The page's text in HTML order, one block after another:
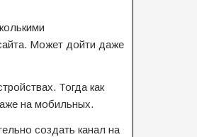
Может дойти даже
Тогда как
на мобильных.
создать канал на